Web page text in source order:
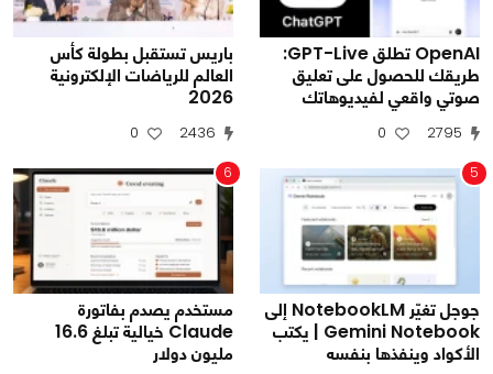
OpenAI تطلق GPT-Live:
طريقك للحصول على تعليق
صوتي واقعي لفيديوهاتك
2795
0
باريس تستقبل بطولة كأس
العالم للرياضات الإلكترونية
2026
2436
0
5
جوجل تغيّر NotebookLM إلى
Gemini Notebook | يكتب
الأكواد وينفذها بنفسه
6
مستخدم يصدم بفاتورة
Claude خيالية تبلغ 16.6
مليون دولار